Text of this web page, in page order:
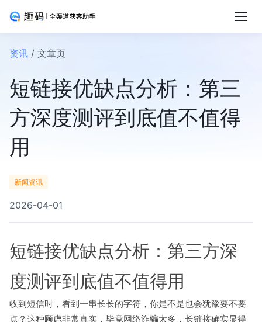
资讯 / 文章页
短链接优缺点分析：第三
方深度测评到底值不值得
用
新闻资讯
2026-04-01
短链接优缺点分析：第三方深
度测评到底值不值得用
收到短信时，看到一串长长的字符，你是不是也会犹豫要不要
点？这种顾虑非常真实，毕竟网络诈骗太多，长链接确实显得